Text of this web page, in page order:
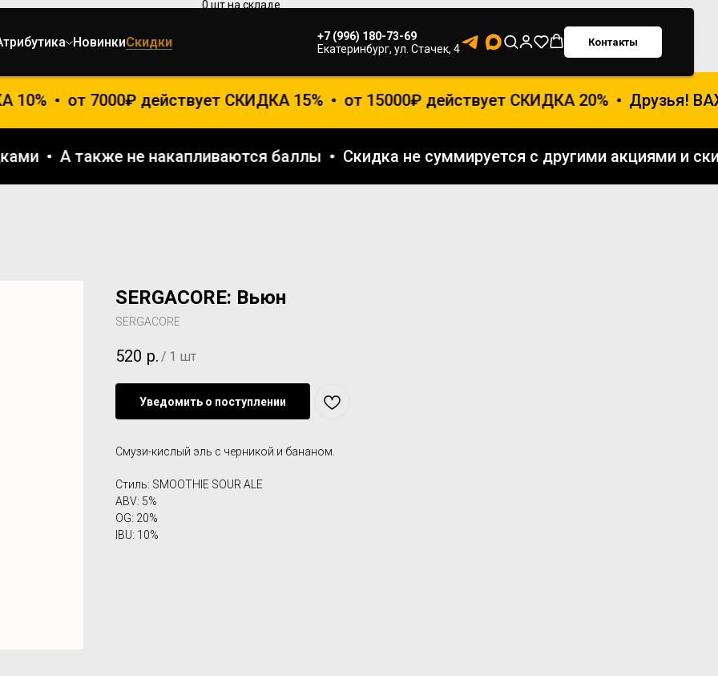
НовинкиСкидки
+7 (996) 180-73-69
Екатеринбург, ул. Стачек, 4
Контакты
от 7000₽ действует СКИДКА 15% от 15000₽ действует СКИДКА 20% Друзья!
А также не накапливаются баллы Скидка не суммируется с другими акциями и
SERGACORE: Вьюн
SERGACORE
520 р. / 1 шт
Уведомить о поступлении
Смузи-кислый эль с черникой и бананом.
Стиль: SMOOTHIE SOUR ALE
ABV: 5%
OG: 20%
IBU: 10%